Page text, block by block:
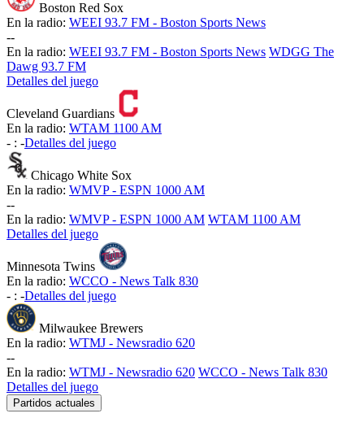
Boston Red Sox
En la radio: WEEI 93.7 FM - Boston Sports News
--
En la radio: WEEI 93.7 FM - Boston Sports News WDGG The
Dawg 93.7 FM
Detalles del juego
Cleveland Guardians
En la radio: WTAM 1100 AM
- : -Detalles del juego
Chicago White Sox
En la radio: WMVP - ESPN 1000 AM
--
En la radio: WMVP - ESPN 1000 AM WTAM 1100 AM
Detalles del juego
Minnesota Twins
En la radio: WCCO - News Talk 830
- : -Detalles del juego
Milwaukee Brewers
En la radio: WTMJ - Newsradio 620
--
En la radio: WTMJ - Newsradio 620 WCCO - News Talk 830
Detalles del juego
Partidos actuales